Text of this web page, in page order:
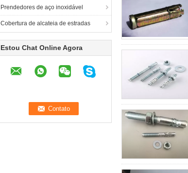
Prendedores de aço inoxidável
Cobertura de alcateia de estradas
Estou Chat Online Agora